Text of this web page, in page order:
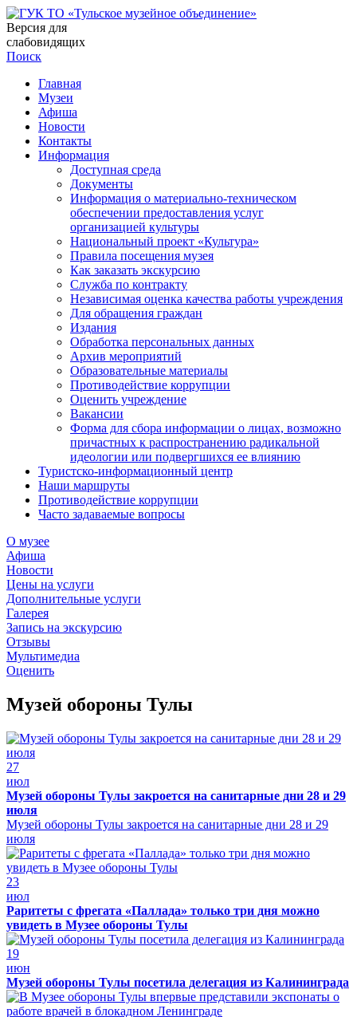
Версия для
слабовидящих
Поиск
Главная
Музеи
Афиша
Новости
Контакты
Информация
Доступная среда
Документы
Информация о материально-техническом
обеспечении предоставления услуг
организацией культуры
Национальный проект «Культура»
Правила посещения музея
Как заказать экскурсию
Служба по контракту
Независимая оценка качества работы учреждения
Для обращения граждан
Издания
Обработка персональных данных
Архив мероприятий
Образовательные материалы
Противодействие коррупции
Оценить учреждение
Вакансии
Форма для сбора информации о лицах, возможно
причастных к распространению радикальной
идеологии или подвергшихся ее влиянию
Туристско-информационный центр
Наши маршруты
Противодействие коррупции
Часто задаваемые вопросы
О музее
Афиша
Новости
Цены на услуги
Дополнительные услуги
Галерея
Запись на экскурсию
Отзывы
Мультимедиа
Оценить
Музей обороны Тулы
27
июл
Музей обороны Тулы закроется на санитарные дни 28 и 29
июля
Музей обороны Тулы закроется на санитарные дни 28 и 29
июля
23
июл
Раритеты с фрегата «Паллада» только три дня можно
увидеть в Музее обороны Тулы
19
июн
Музей обороны Тулы посетила делегация из Калининграда